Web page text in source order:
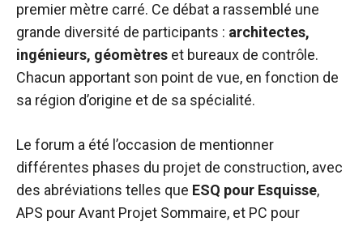
premier mètre carré. Ce débat a rassemblé une
grande diversité de participants : architectes,
ingénieurs, géomètres et bureaux de contrôle.
Chacun apportant son point de vue, en fonction de
sa région d’origine et de sa spécialité.
Le forum a été l’occasion de mentionner
différentes phases du projet de construction, avec
des abréviations telles que ESQ pour Esquisse,
APS pour Avant Projet Sommaire, et PC pour